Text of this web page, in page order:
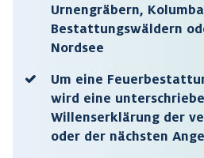
Urnengräbern,
Bestattungswäldern
Nordsee
Um eine
wird eine
Willenserklärung der
oder der nächsten